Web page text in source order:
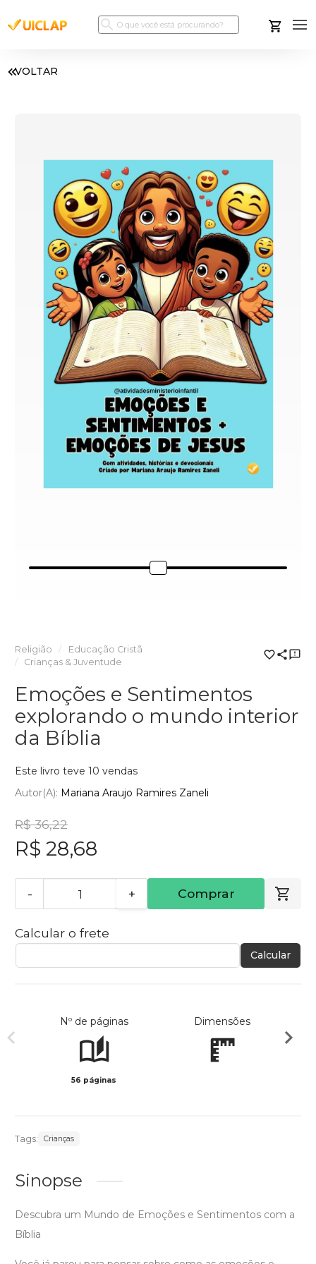
VOLTAR
Religião
Educação Cristã
Crianças & Juventude
Emoções e Sentimentos
explorando o mundo interior
da Bíblia
Este livro teve 10 vendas
Autor(a): Mariana Araujo Ramires Zaneli
R$ 36,22
R$ 28,68
- + Comprar
Calcular o frete
Calcular
Nº de páginas
56 páginas
Dimensões
Tags: Crianças
Sinopse
Descubra um Mundo de Emoções e Sentimentos com a
Bíblia